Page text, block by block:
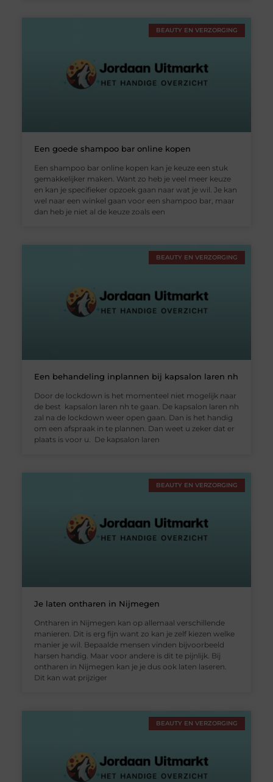
BEAUTY EN VERZORGING
Een goede shampoo bar online kopen
Een shampoo bar online kopen kan je keuze een stuk
gemakkelijker maken. Want zo heb je veel meer keuze
en kan je specifieker opzoek gaan naar wat je wil. Je kan
wel naar een winkel gaan voor een shampoo bar, maar
dan heb je niet al de keuze zoals een
BEAUTY EN VERZORGING
Een behandeling inplannen bij kapsalon laren nh
Door de lockdown is het momenteel niet mogelijk naar
de best kapsalon laren nh te gaan. De kapsalon laren nh
zal na de lockdown weer open gaan. Dan is het handig
om een afspraak in te plannen. Dan weet u zeker dat er
plaats is voor u. De kapsalon laren
BEAUTY EN VERZORGING
Je laten ontharen in Nijmegen
Ontharen in Nijmegen kan op allemaal verschillende
manieren. Dit is erg fijn want zo kan je zelf kiezen welke
manier je wil. Bepaalde mensen vinden bijvoorbeeld
harsen handig. Maar voor andere is dit te pijnlijk. Bij
ontharen in Nijmegen kan je je dus ook laten laseren.
Dit kan wat prijziger
BEAUTY EN VERZORGING